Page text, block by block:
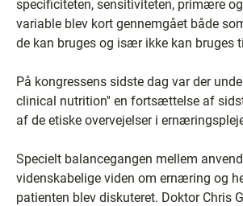
specificiteten, sensitiviteten, primære
variable blev kort gennemgået både
de kan bruges og især ikke kan bruges
På kongressens sidste dag var der
clinical nutrition'' en fortsættelse af
af de etiske overvejelser i
Specielt balancegangen mellem
videnskabelige viden om ernæring og
patienten blev diskuteret. Doktor Chris